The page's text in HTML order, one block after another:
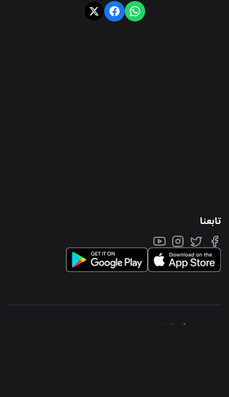
تابعنا
جواكر منطقة حرة ذ.م.م